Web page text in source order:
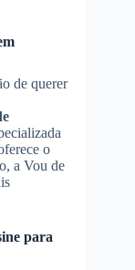
de querer
o
a Vou de
para